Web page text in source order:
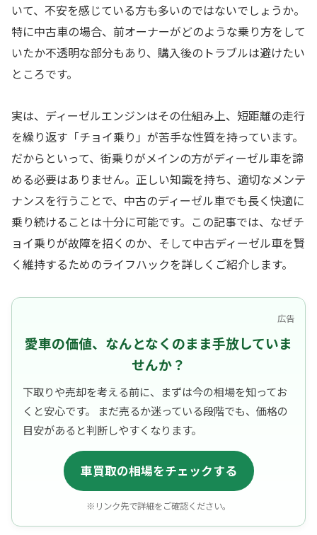
いて、不安を感じている方も多いのではないでしょうか。
特に中古車の場合、前オーナーがどのような乗り方をして
いたか不透明な部分もあり、購入後のトラブルは避けたい
ところです。
実は、ディーゼルエンジンはその仕組み上、短距離の走行
を繰り返す「チョイ乗り」が苦手な性質を持っています。
だからといって、街乗りがメインの方がディーゼル車を諦
める必要はありません。正しい知識を持ち、適切なメンテ
ナンスを行うことで、中古のディーゼル車でも長く快適に
乗り続けることは十分に可能です。この記事では、なぜチ
ョイ乗りが故障を招くのか、そして中古ディーゼル車を賢
く維持するためのライフハックを詳しくご紹介します。
広告
愛車の価値、なんとなくのまま手放していま
せんか？
下取りや売却を考える前に、まずは今の相場を知ってお
くと安心です。 まだ売るか迷っている段階でも、価格の
目安があると判断しやすくなります。
車買取の相場をチェックする
※リンク先で詳細をご確認ください。